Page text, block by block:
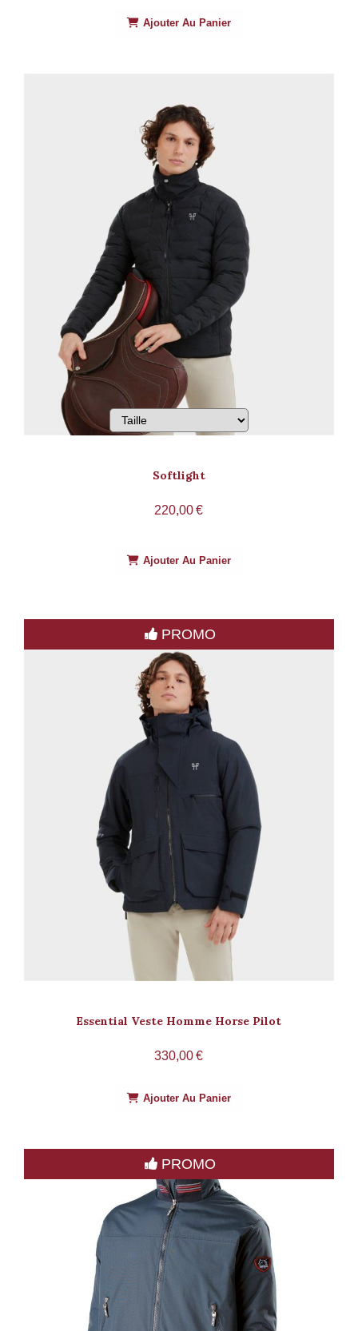
Ajouter Au Panier
Softlight
220,00€
Ajouter Au Panier
PROMO
Essential Veste Homme Horse Pilot
330,00€
Ajouter Au Panier
PROMO